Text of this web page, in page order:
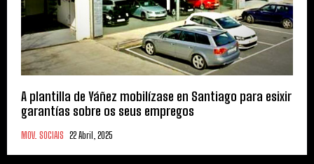
A plantilla de Yáñez mobilízase en Santiago para esixir
garantías sobre os seus empregos
MOV. SOCIAIS 22 Abril, 2025